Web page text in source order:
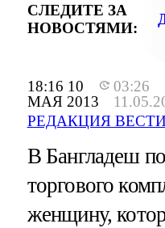
18:16 10
МАЯ 2013
03:26
РЕДАКЦИЯ
СЛЕДИТЕ ЗА
НОВОСТЯМИ:
В Бангладеш
торгового
женщину,